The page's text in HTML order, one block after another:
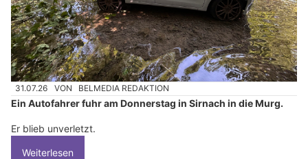
31.07.26 VON BELMEDIA REDAKTION
Ein Autofahrer fuhr am Donnerstag in Sirnach in die Murg.
Er blieb unverletzt.
Weiterlesen